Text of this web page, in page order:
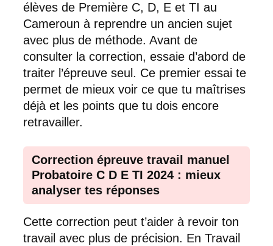
élèves de Première C, D, E et TI au
Cameroun à reprendre un ancien sujet
avec plus de méthode. Avant de
consulter la correction, essaie d’abord de
traiter l’épreuve seul. Ce premier essai te
permet de mieux voir ce que tu maîtrises
déjà et les points que tu dois encore
retravailler.
Correction épreuve travail manuel
Probatoire C D E TI 2024 : mieux
analyser tes réponses
Cette correction peut t’aider à revoir ton
travail avec plus de précision. En Travail